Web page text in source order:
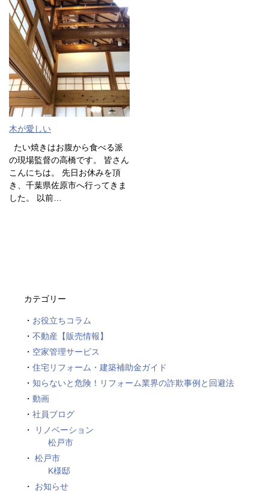
木が愛しい
たい焼きはお腹から食べる派
の現場監督の高橋です。 皆さん
こんにちは。 先日お休みを頂
き、千葉県佐原市へ行ってきま
した。 以前…
カテゴリー
お役立ちコラム
不動産【販売情報】
空家管理サービス
住宅リフォーム・建築補助金ガイド
知らないと危険！リフォーム業界の詐欺事例と回避法
動画
社員ブログ
リノベーション
松戸市
松戸市
K様邸
お知らせ